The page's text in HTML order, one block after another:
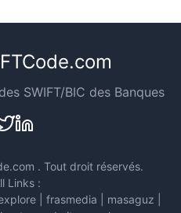
SWIFT/BIC des Banques
. Tout droit réservés.
Links :
frasmedia masaguz